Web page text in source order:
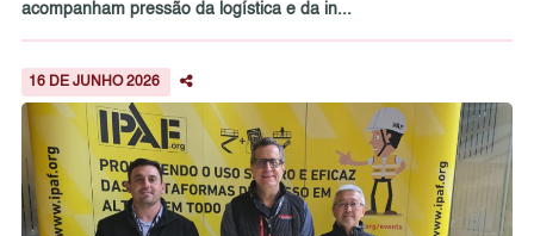
acompanham pressão da logística e da in...
16 DE JUNHO 2026